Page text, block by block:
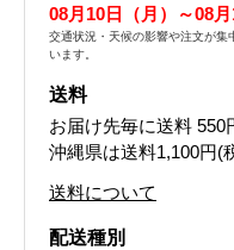
08月10日（月）～08月
交通状況・天候の影響や注文が集
います。
送料
お届け先毎に送料 550
沖縄県は送料1,100円(
送料について
配送種別